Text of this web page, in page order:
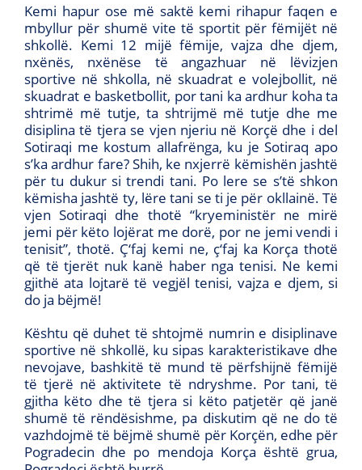
Kemi hapur ose më saktë kemi rihapur faqen e
mbyllur për shumë vite të sportit për fëmijët në
shkollë. Kemi 12 mijë fëmije, vajza dhe djem,
nxënës, nxënëse të angazhuar në lëvizjen
sportive në shkolla, në skuadrat e volejbollit, në
skuadrat e basketbollit, por tani ka ardhur koha ta
shtrimë më tutje, ta shtrijmë më tutje dhe me
disiplina të tjera se vjen njeriu në Korçë dhe i del
Sotiraqi me kostum allafrënga, ku je Sotiraq apo
s’ka ardhur fare? Shih, ke nxjerrë këmishën jashtë
për tu dukur si trendi tani. Po lere se s’të shkon
këmisha jashtë ty, lëre tani se ti je për okllainë. Të
vjen Sotiraqi dhe thotë “kryeministër ne mirë
jemi për këto lojërat me dorë, por ne jemi vendi i
tenisit”, thotë. Ç‘faj kemi ne, ç‘faj ka Korça thotë
që të tjerët nuk kanë haber nga tenisi. Ne kemi
gjithë ata lojtarë të vegjël tenisi, vajza e djem, si
do ja bëjmë!
Kështu që duhet të shtojmë numrin e disiplinave
sportive në shkollë, ku sipas karakteristikave dhe
nevojave, bashkitë të mund të përfshijnë fëmijë
të tjerë në aktivitete të ndryshme. Por tani, të
gjitha këto dhe të tjera si këto patjetër që janë
shumë të rëndësishme, pa diskutim që ne do të
vazhdojmë të bëjmë shumë për Korçën, edhe për
Pogradecin dhe po mendoja Korça është grua,